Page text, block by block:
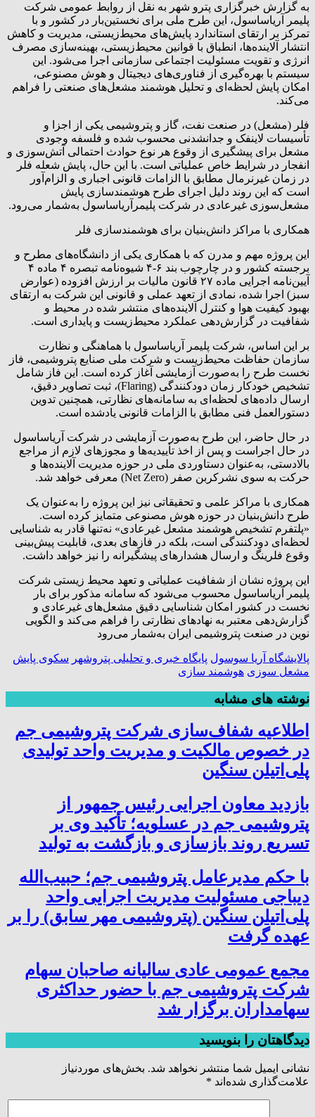
به گزارش خبرگزاری پترو شهر به نقل از روابط عمومی شرکت
پلیمر آریاساسول، این طرح ملی برای نخستین‌‌بار در کشور و با
تمرکز بر ارتقای استاندارد پایش‌های محیط‌زیستی، مدیریت و کاهش
انتشار آلاینده‌ها، انطباق با قوانین محیط‌زیستی، بهینه‌سازی مصرف
انرژی و تقویت مسئولیت اجتماعی سازمانی اجرا می‌شود. این
سیستم با بهره‌گیری از فناوری‌های دیجیتال و هوش مصنوعی،
امکان پایش لحظه‌ای و تحلیل هوشمند مشعل‌های صنعتی را فراهم
می‌کند.
فلر (مشعل) در صنعت نفت، گاز و پتروشیمی یکی از اجزا و
تأسیسات لاینفک و جدانشدنی محسوب شده و فلسفه وجودی
مشعل برای پیشگیری از وقوع هر نوع حوادث احتمالی آتش‌سوزی و
انفجار در شرایط خاص عملیاتی است. با این حال، پایش شعله فلر
در زمان غیرنرمال مطابق با الزامات قانونی اجباری و الزام‌آور
است که این روند دلیل اجرای طرح هوشمندسازی پایش
مشعل‌سوزی غیرعادی در شرکت پلیمرآریاساسول به‌شمار می‌رود.
همکاری با مراکز دانش‌بنیان برای هوشمندسازی فلر
این پروژه مهم و مدرن که با همکاری یکی از دانشگاه‌های مطرح و
برجسته کشور و در چارچوب بند ۶-۴ شیوه‌نامه تبصره ۴ ماده ۴
آیین‌نامه اجرایی ماده ۲۷ قانون مالیات بر ارزش افزوده (عوارض
سبز) اجرا شده، نمادی از تعهد عملی و قانونی این شرکت به ارتقای
بهبود کیفیت هوا و کنترل آلاینده‌های منتشر شده در محیط و
شفافیت در گزارش‌دهی عملکرد محیط‌زیست و پایداری‌ است.
بر این اساس، شرکت پلیمر آریاساسول با هماهنگی و نظارت
سازمان حفاظت محیط‌زیست و شرکت ملی صنایع پتروشیمی، فاز
نخست طرح را به‌صورت آزمایشی آغاز کرده است. این فاز شامل
تشخیص خودکار زمان دودکنندگی (Flaring)، ثبت تصاویر دقیق،
ارسال داده‌های لحظه‌ای به سامانه‌های نظارتی، همچنین تدوین
دستورالعمل فنی مطابق با الزامات قانونی یادشده است.
در حال حاضر، این طرح به‌صورت آزمایشی در شرکت آریاساسول
در حال اجراست و پس از اخذ تأییدیه‌ها و مجوزهای لازم از مراجع
بالادستی، به‌عنوان دستاوردی ملی در حوزه مدیریت آلاینده‌ها و
حرکت به سوی نشرکربن صفر (Net Zero) معرفی خواهد شد.
همکاری با مراکز علمی و تحقیقاتی نیز این پروژه را به‌‌عنوان یک
طرح دانش‌بنیان در حوزه هوش مصنوعی متمایز کرده است.
«پلتفرم تشخیص هوشمند مشعل غیرعادی» نه‌تنها قادر به شناسایی
لحظه‌ای دودکنندگی است، بلکه در فازهای بعدی، قابلیت پیش‌بینی
وقوع فلرینگ و ارسال هشدارهای پیشگیرانه را نیز خواهد داشت.
این پروژه نشان از شفافیت عملیاتی و تعهد محیط زیستی‌ شرکت
پلیمر آریاساسول محسوب می‌شود که سامانه مذکور برای بار
نخست در کشور امکان شناسایی دقیق مشعل‌های غیرعادی و
گزارش‌دهی معتبر به نهادهای نظارتی را فراهم می‌کند و الگویی
نوین در صنعت پتروشیمی ایران به‌شمار می‌رود
پالایشگاه آریا سوسول پایگاه خبری و تحلیلی پتروشهر سکوی پایش
مشعل سوزی هوشمند سازی
نوشته های مشابه
اطلاعیه شفاف‌سازی شرکت پتروشیمی جم
در خصوص مالکیت و مدیریت واحد تولیدی
پلی‌اتیلن سنگین
بازدید معاون اجرایی رئیس جمهور از
پتروشیمی جم در عسلویه؛ تأکید وی بر
تسریع روند بازسازی و بازگشت به تولید
با حکم مدیرعامل پتروشیمی جم؛ حبیب‌الله
دیباجی مسئولیت مدیریت اجرایی واحد
پلی‌اتیلن سنگین (پتروشیمی مهر سابق) را بر
عهده گرفت
مجمع عمومی عادی سالیانه صاحبان سهام
شرکت پتروشیمی جم با حضور حداکثری
سهامداران برگزار شد
دیدگاهتان را بنویسید
نشانی ایمیل شما منتشر نخواهد شد. بخش‌های موردنیاز
علامت‌گذاری شده‌اند *